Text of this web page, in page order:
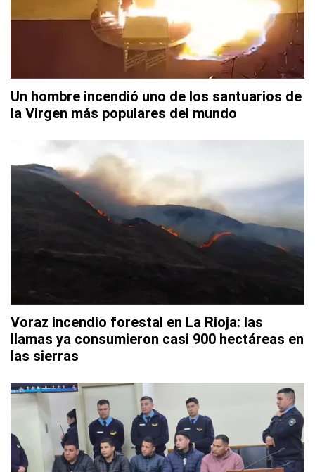
Un hombre incendió uno de los santuarios de
la Virgen más populares del mundo
Voraz incendio forestal en La Rioja: las
llamas ya consumieron casi 900 hectáreas en
las sierras